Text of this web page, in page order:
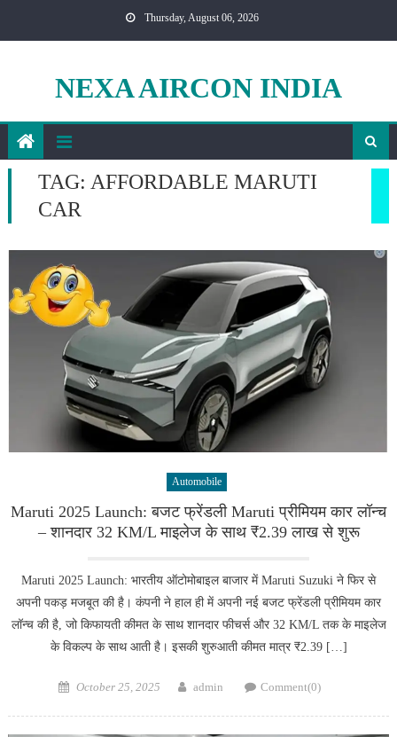
Thursday, August 06, 2026
NEXA AIRCON INDIA
TAG: AFFORDABLE MARUTI
CAR
Automobile
Maruti 2025 Launch: बजट फ्रेंडली Maruti प्रीमियम कार लॉन्च
– शानदार 32 KM/L माइलेज के साथ ₹2.39 लाख से शुरू
Maruti 2025 Launch: भारतीय ऑटोमोबाइल बाजार में Maruti Suzuki ने फिर से
अपनी पकड़ मजबूत की है। कंपनी ने हाल ही में अपनी नई बजट फ्रेंडली प्रीमियम कार
लॉन्च की है, जो किफायती कीमत के साथ शानदार फीचर्स और 32 KM/L तक के माइलेज
के विकल्प के साथ आती है। इसकी शुरुआती कीमत मात्र ₹2.39 […]
Posted
October 25, 2025 Author
admin Comment(0)